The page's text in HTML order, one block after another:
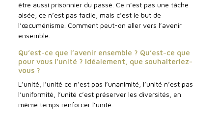
être aussi prisonnier du passé. Ce n’est pas une tâche
aisée, ce n’est pas facile, mais c’est le but de
l’œcuménisme. Comment peut-on aller vers l’avenir
ensemble.
Qu’est-ce que l’avenir ensemble ? Qu’est-ce que
pour vous l’unité ? idéalement, que souhaiteriez-
vous ?
L’unité, l’unité ce n’est pas l’unanimité, l’unité n’est pas
l’uniformité, l’unité c’est préserver les diversités, en
même temps renforcer l’unité.